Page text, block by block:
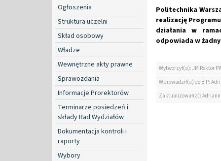
Ogłoszenia
Struktura uczelni
Skład osobowy
Władze
Wewnętrzne akty prawne
Sprawozdania
Informacje Prorektorów
Terminarze posiedzeń i
składy Rad Wydziałów
Dokumentacja kontroli i
raporty
Wybory
Politechnika
realizację
działania w
odpowiada w
Wytworzył(a): JM Rektor
Wprowadził(a) do BIP:
Zaktualizował(a):